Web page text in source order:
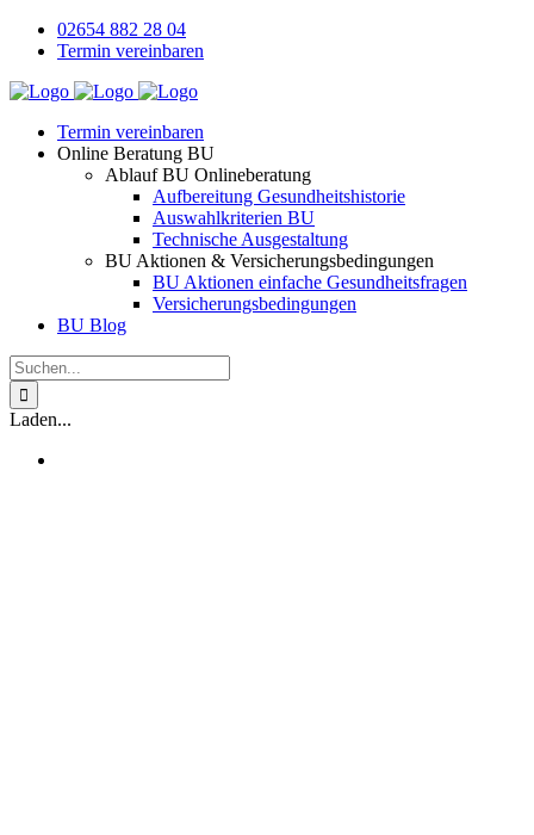
Zum
Inhalt
02654 882 28 04
Termin vereinbaren
Termin vereinbaren
Online Beratung BU
Ablauf BU Onlineberatung
Aufbereitung Gesundheitshistorie
Auswahlkriterien BU
Technische Ausgestaltung
BU Aktionen & Versicherungsbedingungen
BU Aktionen einfache Gesundheitsfragen
Versicherungsbedingungen
BU Blog
Suche
nach:
Laden...